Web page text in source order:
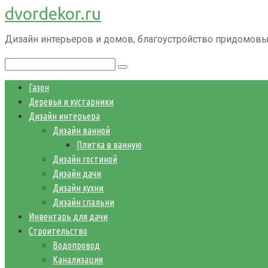
Перейти
к
контенту
dvordekor.ru
Дизайн интерьеров и домов, благоустройство
Газон
Деревья и кустарники
Дизайн интерьера
Дизайн ванной
Плитка в ванную
Дизайн гостиной
Дизайн дачи
Дизайн кухни
Дизайн спальни
Инвентарь для дачи
Строительство
Водопровод
Канализация